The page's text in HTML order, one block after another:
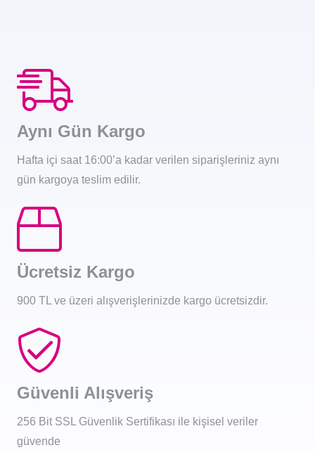
Aynı Gün Kargo
Hafta içi saat 16:00’a kadar verilen siparişleriniz aynı
gün kargoya teslim edilir.
Ücretsiz Kargo
900 TL ve üzeri alışverişlerinizde kargo ücretsizdir.
Güvenli Alışveriş
256 Bit SSL Güvenlik Sertifikası ile kişisel veriler
güvende